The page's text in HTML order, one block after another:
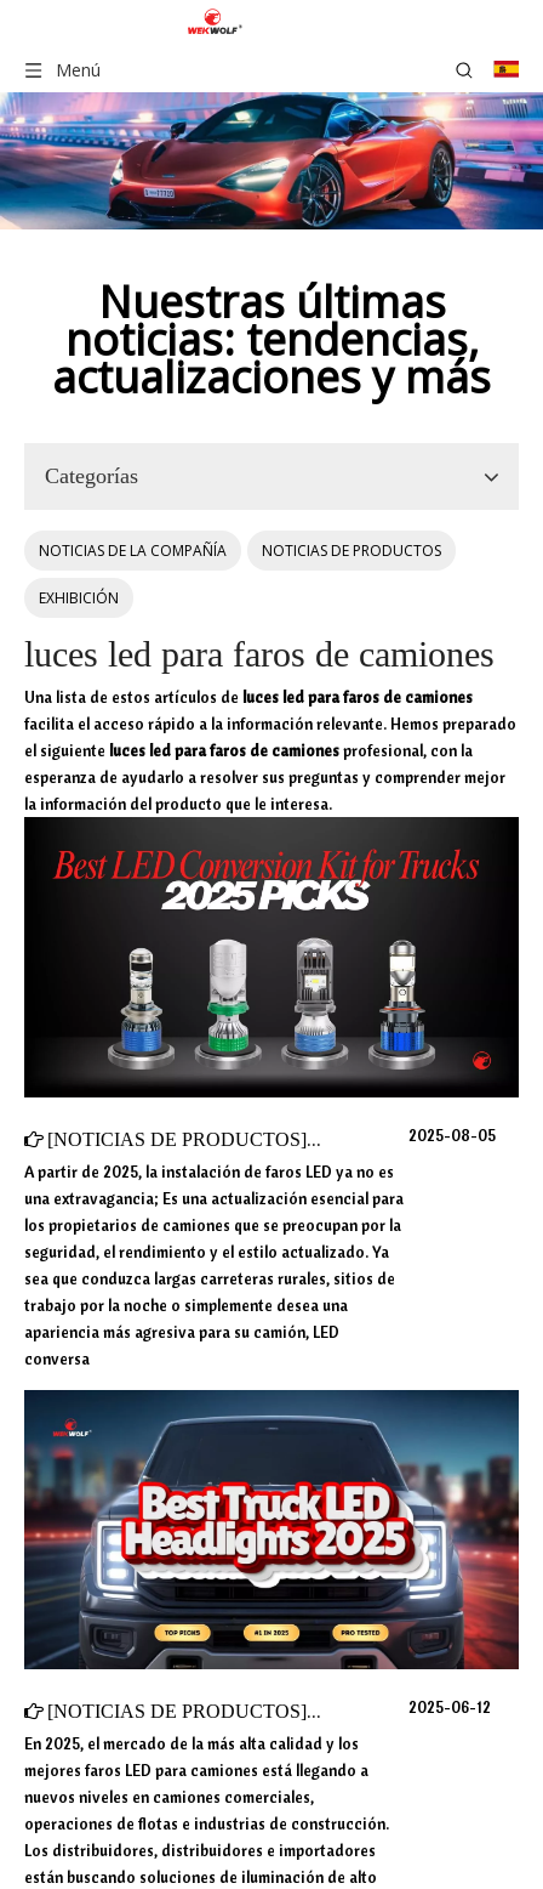
Menú
Nuestras últimas
noticias: tendencias,
actualizaciones y más
Categorías
NOTICIAS DE LA COMPAÑÍA NOTICIAS DE PRODUCTOS
EXHIBICIÓN
luces led para faros de camiones
Una lista de estos artículos de luces led para faros de camiones
facilita el acceso rápido a la información relevante. Hemos preparado
el siguiente luces led para faros de camionesprofesional, con la
esperanza de ayudarlo a resolver sus preguntas y comprender mejor
la información del producto que le interesa.
[NOTICIAS DE PRODUCTOS] Mejor kit de conversión LED
A partir de 2025, la instalación de faros LED ya no es
una extravagancia; Es una actualización esencial para
los propietarios de camiones que se preocupan por la
seguridad, el rendimiento y el estilo actualizado. Ya
sea que conduzca largas carreteras rurales, sitios de
trabajo por la noche o simplemente desea una
apariencia más agresiva para su camión, LED
conversa
2025-08-05
[NOTICIAS DE PRODUCTOS] Mejores faros LED para
En 2025, el mercado de la más alta calidad y los
mejores faros LED para camiones está llegando a
nuevos niveles en camiones comerciales,
operaciones de flotas e industrias de construcción.
Los distribuidores, distribuidores e importadores
están buscando soluciones de iluminación de alto
2025-06-12